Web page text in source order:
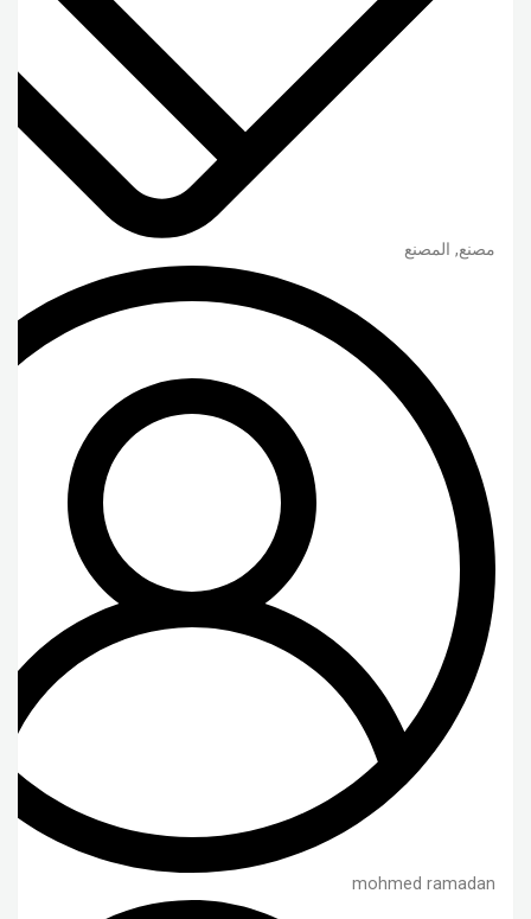
مصنع, المصنع
mohmed ramadan